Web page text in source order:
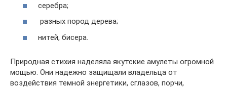
серебра;
разных пород дерева;
нитей, бисера.
Природная стихия наделяла якутские амулеты огромной
мощью. Они надежно защищали владельца от
воздействия темной энергетики, сглазов, порчи,